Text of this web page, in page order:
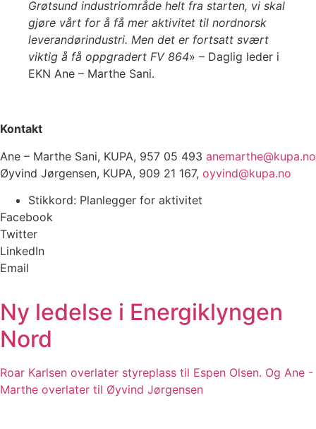
Grøtsund industriområde helt fra starten, vi skal
gjøre vårt for å få mer aktivitet til nordnorsk
leverandørindustri. Men det er fortsatt svært
viktig å få oppgradert FV 864» – Daglig leder i
EKN Ane – Marthe Sani.
Kontakt
Ane – Marthe Sani, KUPA, 957 05 493 anemarthe@kupa.no
Øyvind Jørgensen, KUPA, 909 21 167, oyvind@kupa.no
Stikkord: Planlegger for aktivitet
Facebook
Twitter
LinkedIn
Email
Ny ledelse i Energiklyngen
Nord
Roar Karlsen overlater styreplass til Espen Olsen. Og Ane -
Marthe overlater til Øyvind Jørgensen